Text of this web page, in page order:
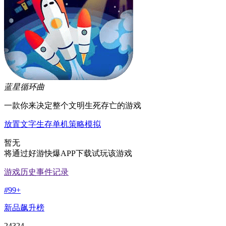
蓝星循环曲
一款你来决定整个文明生死存亡的游戏
放置文字生存单机策略模拟
暂无
将通过好游快爆APP下载试玩该游戏
游戏历史事件记录
#99+
新品飙升榜